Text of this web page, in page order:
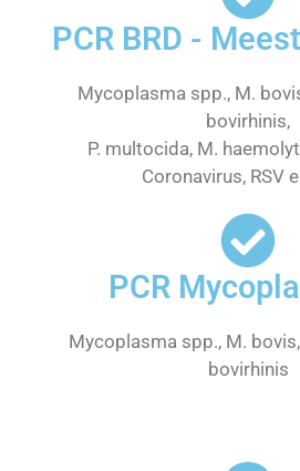
PCR BRD -
Mycoplasma spp., M.
bovirhinis,
P. multocida, M.
Coronavirus, RSV
PCR
Mycoplasma spp., M.
bovirhinis